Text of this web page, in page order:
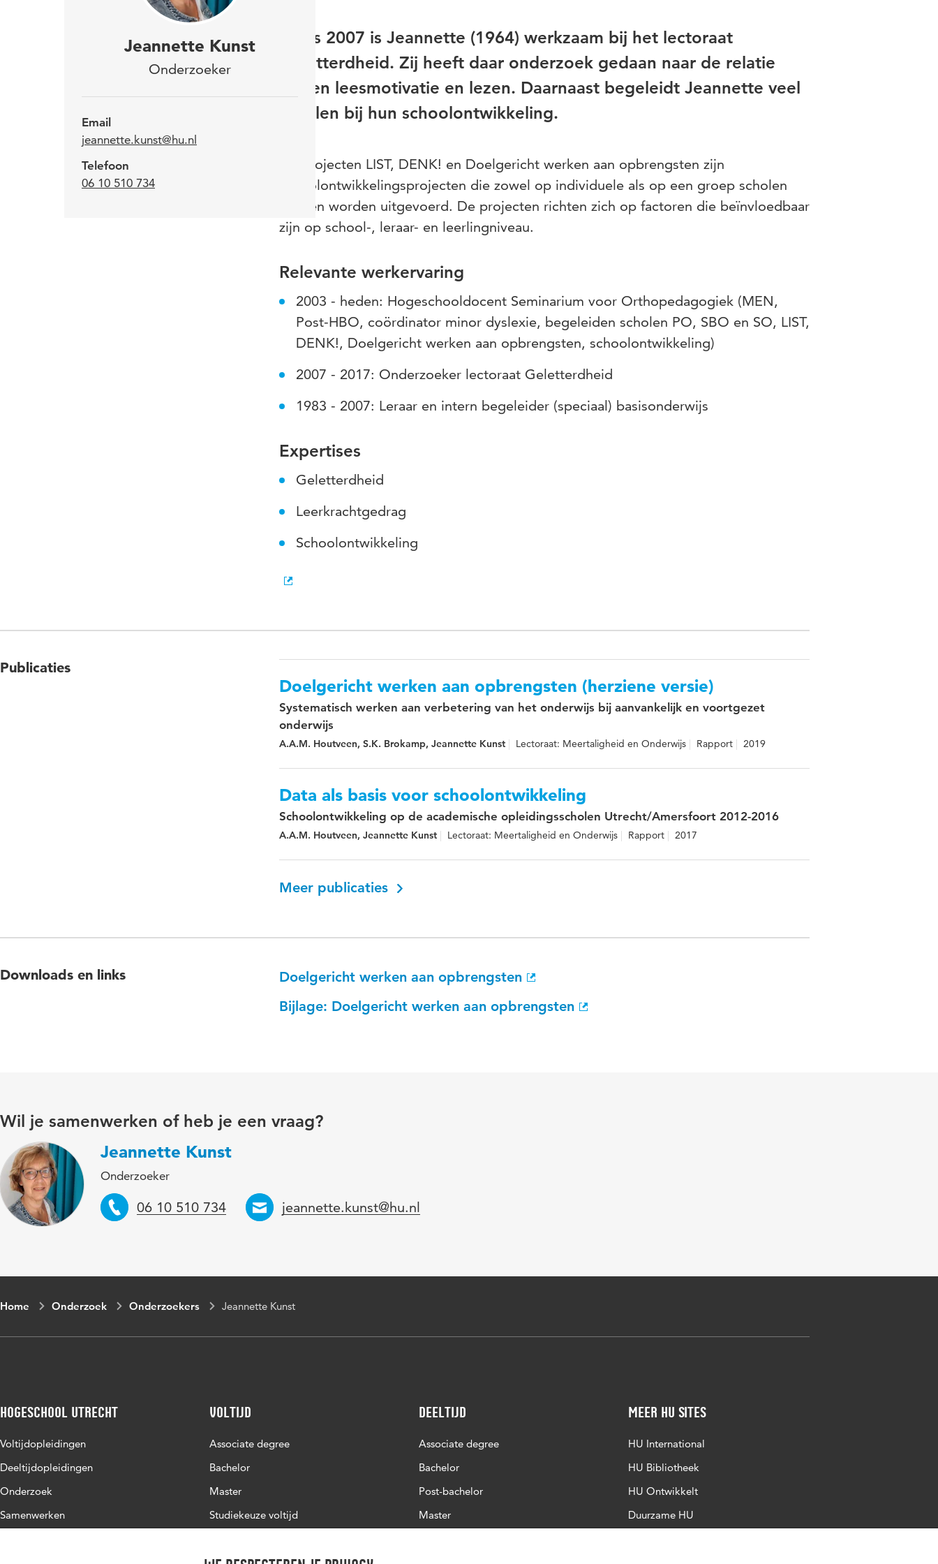
Jeannette Kunst
Onderzoeker
Email
jeannette.kunst@hu.nl
Telefoon
06 10 510 734
Sinds 2007 is Jeannette (1964) werkzaam bij het lectoraat
Geletterdheid. Zij heeft daar onderzoek gedaan naar de relatie
tussen leesmotivatie en lezen. Daarnaast begeleidt Jeannette veel
scholen bij hun schoolontwikkeling.
De projecten LIST, DENK! en Doelgericht werken aan opbrengsten zijn
schoolontwikkelingsprojecten die zowel op individuele als op een groep scholen
kunnen worden uitgevoerd. De projecten richten zich op factoren die beïnvloedbaar
zijn op school-, leraar- en leerlingniveau.
Relevante werkervaring
2003 - heden: Hogeschooldocent Seminarium voor Orthopedagogiek (MEN,
Post-HBO, coördinator minor dyslexie, begeleiden scholen PO, SBO en SO, LIST,
DENK!, Doelgericht werken aan opbrengsten, schoolontwikkeling)
2007 - 2017: Onderzoeker lectoraat Geletterdheid
1983 - 2007: Leraar en intern begeleider (speciaal) basisonderwijs
Expertises
Geletterdheid
Leerkrachtgedrag
Schoolontwikkeling
Publicaties
Doelgericht werken aan opbrengsten (herziene versie)
Systematisch werken aan verbetering van het onderwijs bij aanvankelijk en voortgezet
onderwijs
A.A.M. Houtveen, S.K. Brokamp, Jeannette Kunst Lectoraat: Meertaligheid en Onderwijs Rapport 2019
Data als basis voor schoolontwikkeling
Schoolontwikkeling op de academische opleidingsscholen Utrecht/Amersfoort 2012-2016
A.A.M. Houtveen, Jeannette Kunst Lectoraat: Meertaligheid en Onderwijs Rapport 2017
Meer publicaties
Downloads en links
Doelgericht werken aan opbrengsten
Bijlage: Doelgericht werken aan opbrengsten
Wil je samenwerken of heb je een vraag?
Jeannette Kunst
Onderzoeker
Telefoon
06 10 510 734 Email
jeannette.kunst@hu.nl
Home Onderzoek Onderzoekers Jeannette Kunst
Hogeschool Utrecht
Voltijdopleidingen
Deeltijdopleidingen
Onderzoek
Samenwerken
Voltijd
Associate degree
Bachelor
Master
Studiekeuze voltijd
Deeltijd
Associate degree
Bachelor
Post-bachelor
Master
Meer HU sites
HU International
HU Bibliotheek
HU Ontwikkelt
Duurzame HU